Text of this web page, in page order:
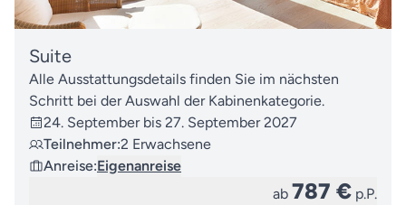
Suite
Alle Ausstattungsdetails finden Sie im nächsten
Schritt bei der Auswahl der Kabinenkategorie.
24. September bis 27. September 2027
Teilnehmer:2 Erwachsene
Anreise:Eigenanreise
ab 787 € p.P.